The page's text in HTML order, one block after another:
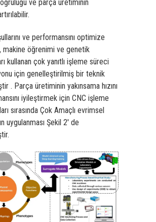
ve parça üretiminin
ve performansını optimize
makine öğrenimi ve genetik
kullanan çok yanıtlı işleme süreci
için genelleştirilmiş bir teknik
. Parça üretiminin yakınsama hızını
iyileştirmek için CNC işleme
sırasında Çok Amaçlı evrimsel
uygulanması Şekil 2′ de